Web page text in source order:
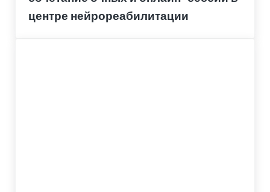
центре нейрореабилитации